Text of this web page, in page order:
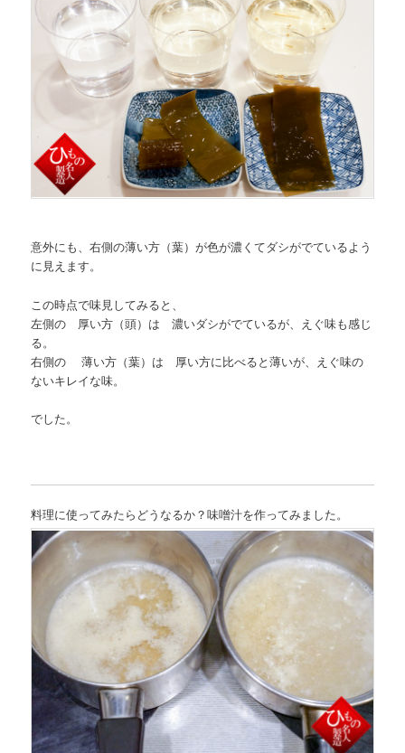
意外にも、右側の薄い方（葉）が色が濃くてダシがでているよう
に見えます。
この時点で味見してみると、
左側の 厚い方（頭）は 濃いダシがでているが、えぐ味も感じ
る。
右側の 薄い方（葉）は 厚い方に比べると薄いが、えぐ味の
ないキレイな味。
でした。
料理に使ってみたらどうなるか？味噌汁を作ってみました。